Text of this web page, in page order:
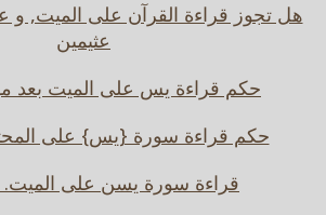
هل تجوز قراءة القرآن على الميت, و
عثيمين
حكم قراءة يس على الميت بعد
حكم قراءة سورة {يس} على
قراءة سورة يسن على الميت.